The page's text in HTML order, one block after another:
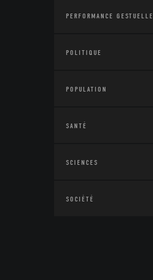
PERFORMANCE GESTUELLE
POLITIQUE
POPULATION
SANTÉ
SCIENCES
SOCIÉTÉ